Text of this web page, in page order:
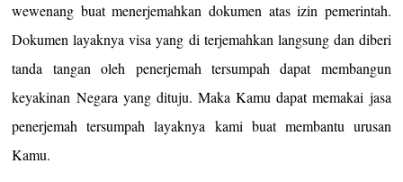
wewenang buat menerjemahkan dokumen atas izin pemerintah.
Dokumen layaknya visa yang di terjemahkan langsung dan diberi
tanda tangan oleh penerjemah tersumpah dapat membangun
keyakinan Negara yang dituju. Maka Kamu dapat memakai jasa
penerjemah tersumpah layaknya kami buat membantu urusan
Kamu.